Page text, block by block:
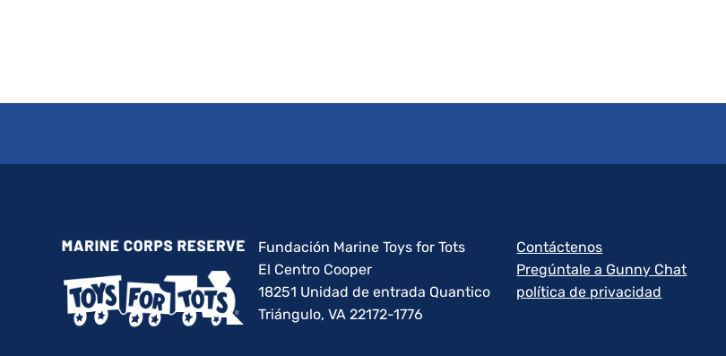
Fundación Marine Toys for Tots
El Centro Cooper
18251 Unidad de entrada Quantico
Triángulo, VA 22172-1776
Contáctenos
Pregúntale a Gunny Chat
política de privacidad